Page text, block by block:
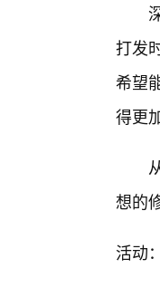
打发
希望
得更
想的
活动